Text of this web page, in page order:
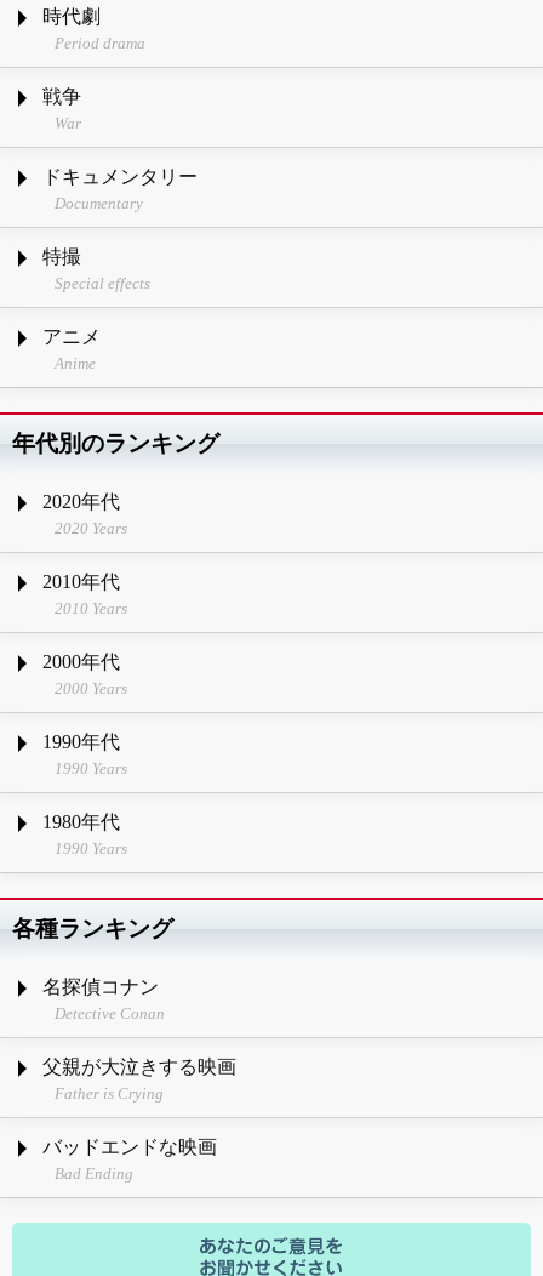
時代劇
Period drama
戦争
War
ドキュメンタリー
Documentary
特撮
Special effects
アニメ
Anime
年代別のランキング
2020年代
2020 Years
2010年代
2010 Years
2000年代
2000 Years
1990年代
1990 Years
1980年代
1990 Years
各種ランキング
名探偵コナン
Detective Conan
父親が大泣きする映画
Father is Crying
バッドエンドな映画
Bad Ending